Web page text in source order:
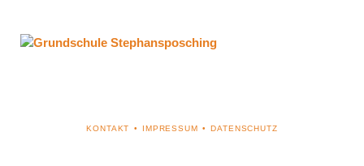
NAVIGATION
KONTAKT IMPRESSUM DATENSCHUTZ